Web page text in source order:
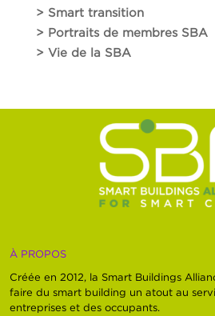
> Smart transition
> Portraits de membres SBA
> Vie de la SBA
À PROPOS
Créée en 2012, la Smart Buildings
faire du smart building un atout au
entreprises et des occupants.